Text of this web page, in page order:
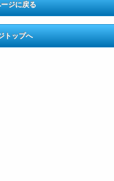
ジに戻る
トップへ